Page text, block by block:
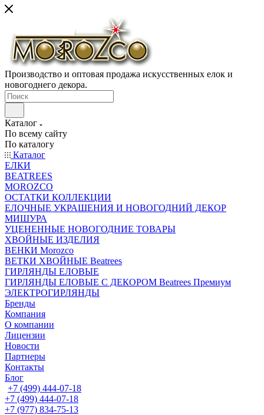
Производство и оптовая продажа искусственных елок и
новогоднего декора.
Каталог
По всему сайту
По каталогу
Каталог
ЕЛКИ
BEATREES
MOROZCO
ОСТАТКИ КОЛЛЕКЦИИ
ЕЛОЧНЫЕ УКРАШЕНИЯ И НОВОГОДНИЙ ДЕКОР
МИШУРА
УЦЕНЕННЫЕ НОВОГОДНИЕ ТОВАРЫ
ХВОЙНЫЕ ИЗДЕЛИЯ
ВЕНКИ Morozco
ВЕТКИ ХВОЙНЫЕ Beatrees
ГИРЛЯНДЫ ЕЛОВЫЕ
ГИРЛЯНДЫ ЕЛОВЫЕ С ДЕКОРОМ Beatrees Премиум
ЭЛЕКТРОГИРЛЯНДЫ
Бренды
Компания
О компании
Лицензии
Новости
Партнеры
Контакты
Блог
+7 (499) 444-07-18
+7 (499) 444-07-18
+7 (977) 834-75-13